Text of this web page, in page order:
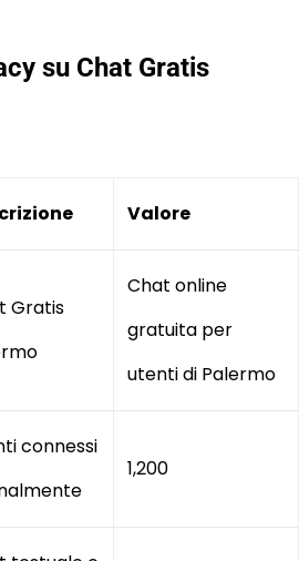
su Chat Gratis
Valore
Gratis
Chat online
gratuita per
utenti di Palermo
connessi
1,200